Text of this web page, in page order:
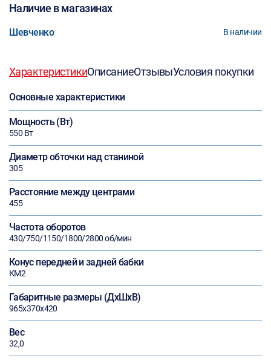
Наличие в магазинах
Шевченко В наличии
ХарактеристикиОписаниеОтзывыУсловия покупки
Основные характеристики
Мощность (Вт)
550 Вт
Диаметр обточки над станиной
305
Расстояние между центрами
455
Частота оборотов
430/750/1150/1800/2800 об/мин
Конус передней и задней бабки
КМ2
Габаритные размеры (ДхШхВ)
965х370х420
Вес
32,0